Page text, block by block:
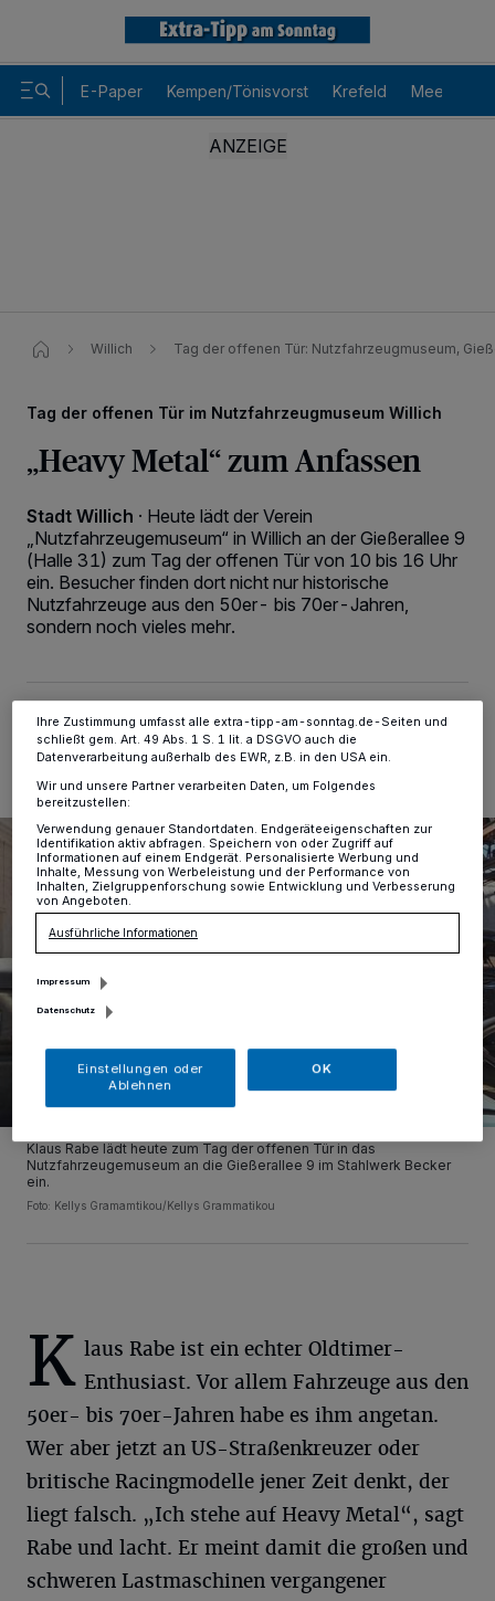
E-Paper Kempen/Tönisvorst Krefeld Meerbusch
Willich Tag der offenen Tür: Nutzfahrzeugmuseum,
Tag der offenen Tür im Nutzfahrzeugmuseum Willich
„Heavy Metal“ zum Anfassen
Stadt Willich · Heute lädt der Verein
„Nutzfahrzeugemuseum“ in Willich an der Gießerallee 9
(Halle 31) zum Tag der offenen Tür von 10 bis 16 Uhr
ein. Besucher finden dort nicht nur historische
Nutzfahrzeuge aus den 50er- bis 70er-Jahren,
sondern noch vieles mehr.
31.05.2026 , 08:25 Uhr 2 Minuten Lesezeit
Klaus Rabe lädt heute zum Tag der offenen Tür in das
Nutzfahrzeugemuseum an die Gießerallee 9 im Stahlwerk Becker
ein.
Foto: Kellys Gramamtikou/Kellys Grammatikou
K laus Rabe ist ein echter Oldtimer-
Enthusiast. Vor allem Fahrzeuge aus den
50er- bis 70er-Jahren habe es ihm angetan.
Wer aber jetzt an US-Straßenkreuzer oder
britische Racingmodelle jener Zeit denkt, der
liegt falsch. „Ich stehe auf Heavy Metal“, sagt
Rabe und lacht. Er meint damit die großen und
schweren Lastmaschinen vergangener
personenbezogene Daten wie Browserdaten oder eindeutige
Kennungen auf Ihrem Gerät zu. Durch Auswahl von OK aktivieren Sie
Tracking-Technologien für die unter „Wir und unsere Partner
verarbeiten Daten, um Ihnen Dienste bereitzustellen“ aufgeführten
Zwecke. Wenn Tracker deaktiviert sind, sind manche Inhalte und
Anzeigen möglicherweise nicht mehr so relevant für Sie. Sie können
dieses Menü jederzeit wieder aufrufen, um Ihre Einstellungen zu
Ihre Zustimmung umfasst alle extra-tipp-am-sonntag.de-Seiten und
schließt gem. Art. 49 Abs. 1 S. 1 lit. a DSGVO auch die
Datenverarbeitung außerhalb des EWR, z.B. in den USA ein.
Wir und unsere Partner verarbeiten Daten, um Folgendes
bereitzustellen:
Verwendung genauer Standortdaten. Endgeräteeigenschaften zur
Identifikation aktiv abfragen. Speichern von oder Zugriff auf
Informationen auf einem Endgerät. Personalisierte Werbung und
Inhalte, Messung von Werbeleistung und der Performance von
Inhalten, Zielgruppenforschung sowie Entwicklung und Verbesserung
von Angeboten.
Ausführliche Informationen
Impressum
Datenschutz
Einstellungen oder
Ablehnen
OK